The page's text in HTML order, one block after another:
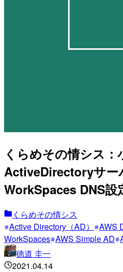
くらめその情シス：
ActiveDirectoryサー
WorkSpaces DNS設
くらめその情シス
Active Directory（AD）
AWS
WorkSpaces AWS Simple AD
徳道 圭一
2021.04.14